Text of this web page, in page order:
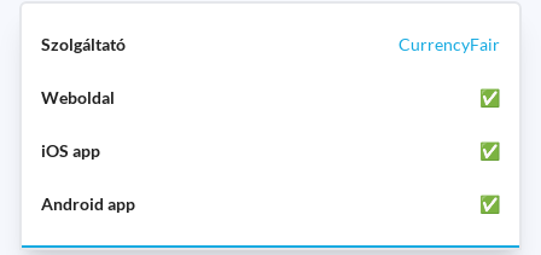
CurrencyFair
✅
✅
✅